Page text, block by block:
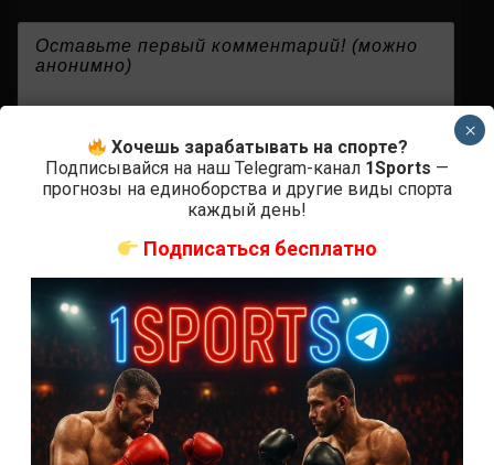
КОММЕНТАРИЕВ
СВЕЖИЕ ЗАПИСИ
ACA 200 прямая трансляция
Хочешь зарабатывать на спорте?
Подписывайся на наш Telegram-канал 1Sports —
прогнозы на единоборства и другие виды спорта
каждый день!
Подписаться бесплатно
×